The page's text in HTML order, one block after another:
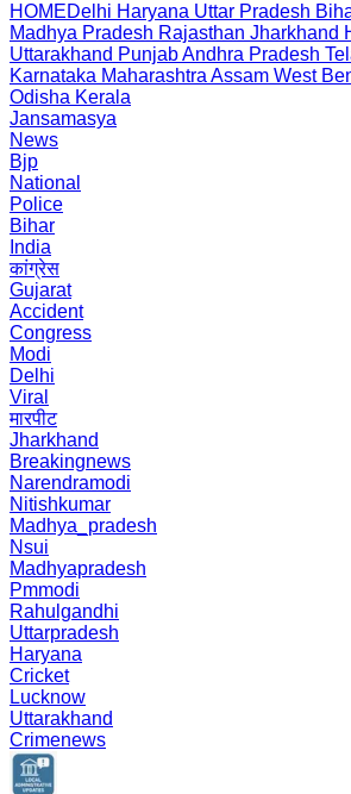
HOMEDelhi Haryana Uttar Pradesh
Madhya Pradesh Rajasthan Jharkhand
Uttarakhand PunjabAndhra Pradesh
Karnataka Maharashtra Assam West
Odisha Kerala
Jansamasya
News
Bjp
National
Police
Bihar
India
कांग्रेस
Gujarat
Accident
Congress
Modi
Delhi
Viral
मारपीट
Jharkhand
Breakingnews
Narendramodi
Nitishkumar
Madhya_pradesh
Nsui
Madhyapradesh
Pmmodi
Rahulgandhi
Uttarpradesh
Haryana
Cricket
Lucknow
Uttarakhand
Crimenews